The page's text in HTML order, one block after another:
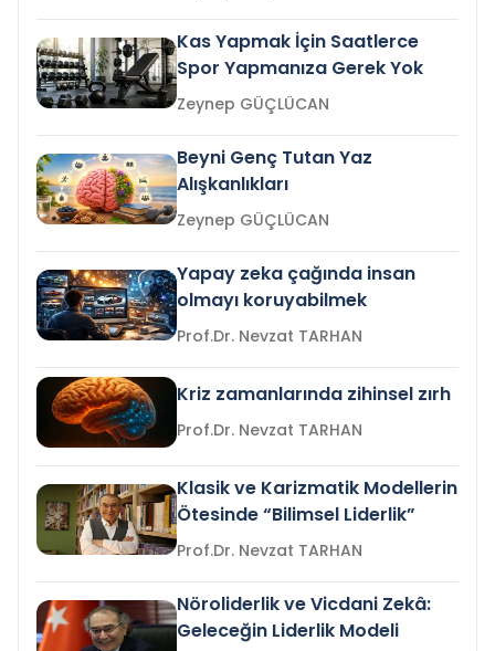
Kas Yapmak İçin Saatlerce
Spor Yapmanıza Gerek Yok
Zeynep GÜÇLÜCAN
Beyni Genç Tutan Yaz
Alışkanlıkları
Zeynep GÜÇLÜCAN
Yapay zeka çağında insan
olmayı koruyabilmek
Prof.Dr. Nevzat TARHAN
Kriz zamanlarında zihinsel zırh
Prof.Dr. Nevzat TARHAN
Klasik ve Karizmatik Modellerin
Ötesinde “Bilimsel Liderlik”
Prof.Dr. Nevzat TARHAN
Nöroliderlik ve Vicdani Zekâ:
Geleceğin Liderlik Modeli